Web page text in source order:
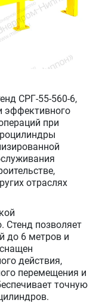
СРГ-55-560-6,
эффективного
при
отраслях
позволяет
до 6 метров и
действия,
перемещения и
точную